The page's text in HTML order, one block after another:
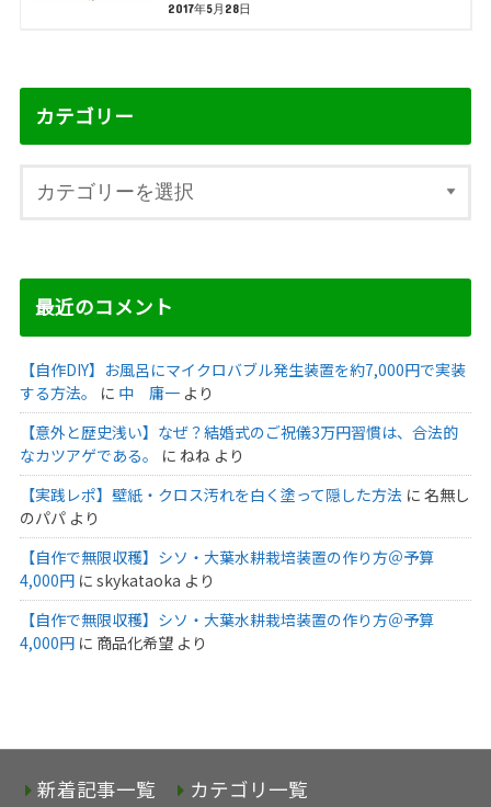
2017年5月28日
カテゴリー
最近のコメント
【自作DIY】お風呂にマイクロバブル発生装置を約7,000円で実装
する方法。
に 中 庸一より
【意外と歴史浅い】なぜ？結婚式のご祝儀3万円習慣は、合法的
なカツアゲである。
に ねねより
【実践レポ】壁紙・クロス汚れを白く塗って隠した方法 に 名無し
のパパより
【自作で無限収穫】シソ・大葉水耕栽培装置の作り方＠予算
4,000円に skykataoka より
【自作で無限収穫】シソ・大葉水耕栽培装置の作り方＠予算
4,000円に 商品化希望より
新着記事一覧 カテゴリ一覧